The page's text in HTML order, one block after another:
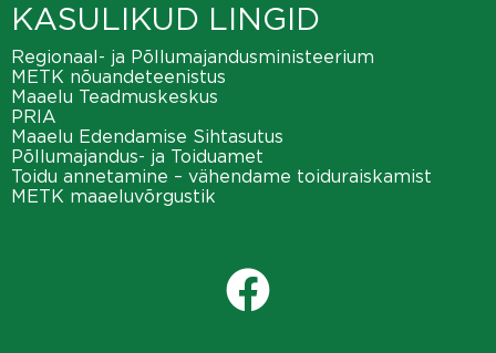
KASULIKUD LINGID
Regionaal- ja Põllumajandusministeerium
METK nõuandeteenistus
Maaelu Teadmuskeskus
PRIA
Maaelu Edendamise Sihtasutus
Põllumajandus- ja Toiduamet
Toidu annetamine – vähendame toiduraiskamist
METK maaeluvõrgustik